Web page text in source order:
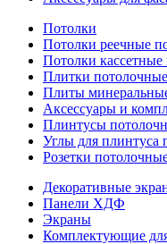
Потолки
Потолки реечные
Потолки кассетные
Плитки потолочные
Плиты
Аксессуары и
Плинтусы
Углы для плинтуса
Розетки
Декоративные
Панели ХДФ
Экраны
Комплектующие